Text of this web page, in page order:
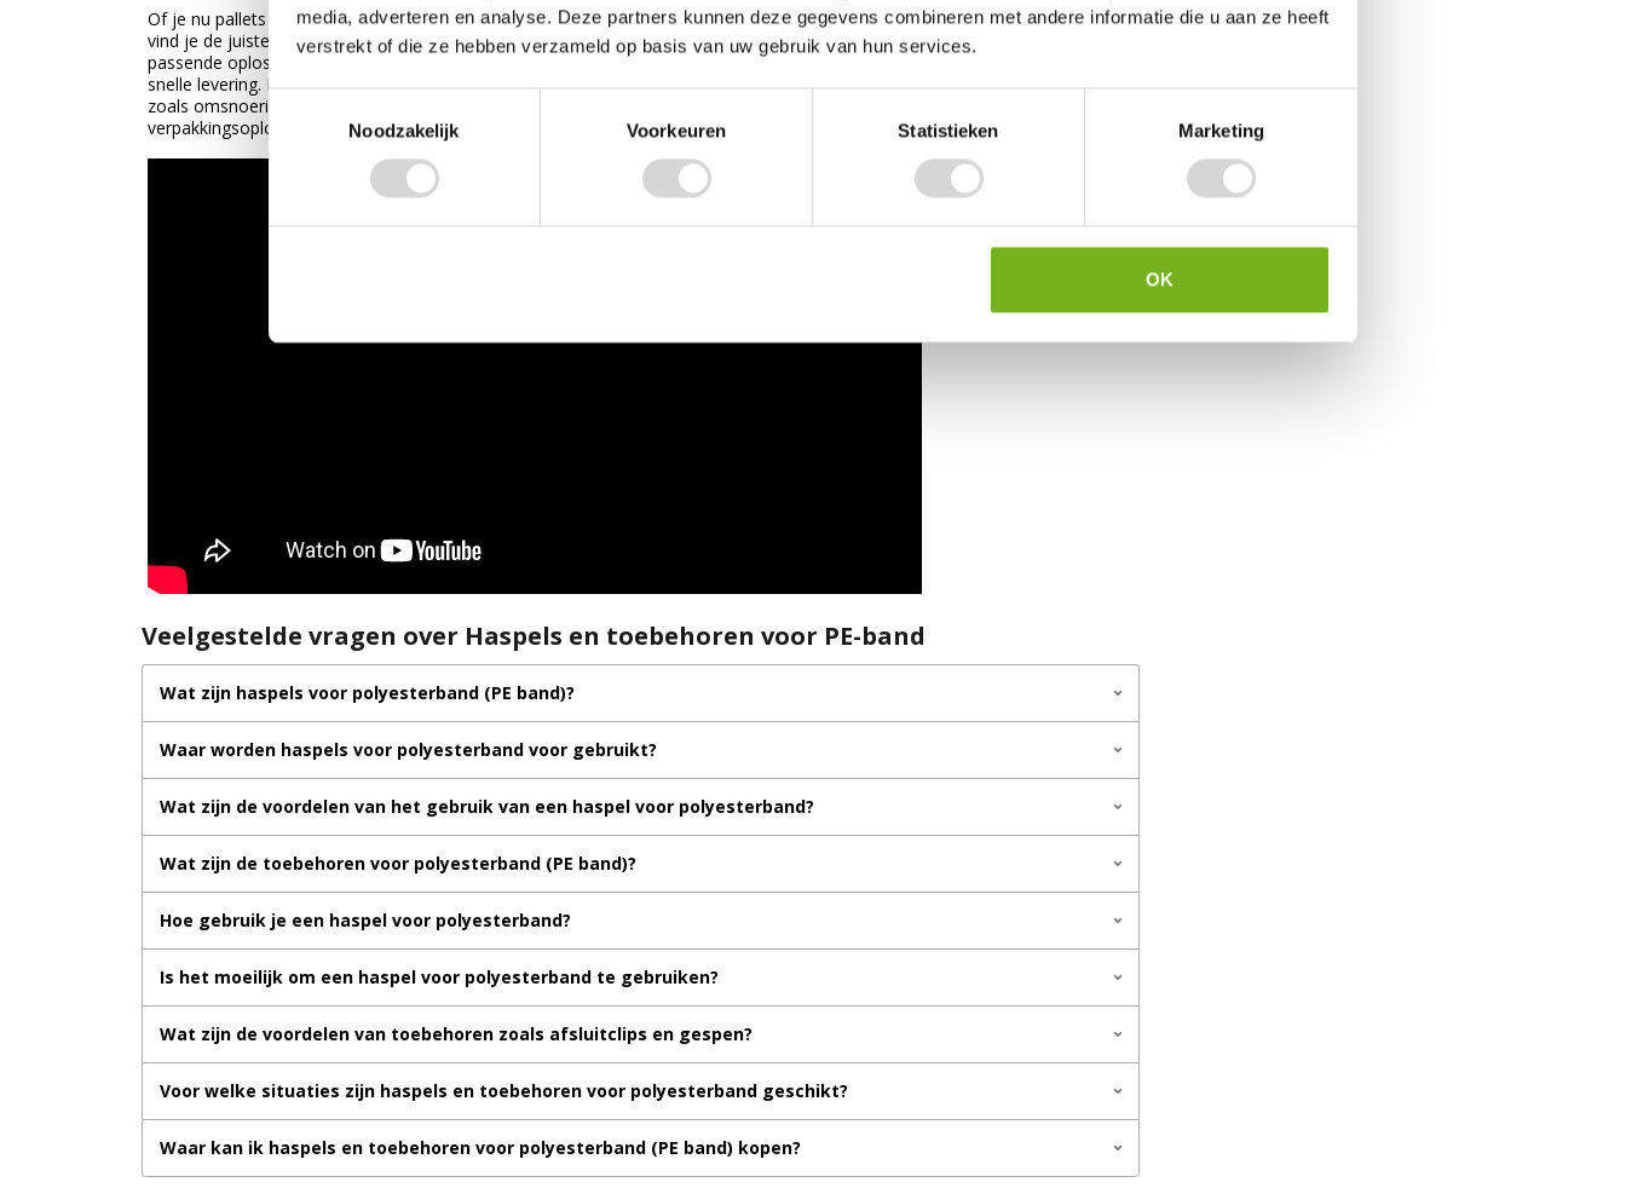
media, adverteren en analyse. Deze partners kunnen deze gegevens combineren met andere informatie die u aan ze heeft
verstrekt of die ze hebben verzameld op basis van uw gebruik van hun services.
Noodzakelijk
Voorkeuren Statistieken Marketing
OK
Of je nu pallets wilt omsnoeren, dozen wilt bundelen of goederen veilig wilt vastzetten tijdens transport, bij Vendrig Packaging
vind je de juiste haspels en toebehoren voor PE-band. Dankzij de verschillende uitvoeringen en accessoires is er altijd een
passende oplossing voor zowel professioneel als industrieel gebruik. Profiteer van een ruim assortiment, scherpe prijzen en
snelle levering. Naast haspels en toebehoren voor PE-band vind je bij Vendrig Packaging ook andere verpakkingsmaterialen,
zoals omsnoeringsband, bandspanners, gespen, kunststof hoekbeschermers, kartonnen hoekprofielen en
verpakkingsoplossingen voor iedere toepassing.
Veelgestelde vragen over Haspels en toebehoren voor PE-band
Wat zijn haspels voor polyesterband (PE band)?
Waar worden haspels voor polyesterband voor gebruikt?
Wat zijn de voordelen van het gebruik van een haspel voor polyesterband?
Wat zijn de toebehoren voor polyesterband (PE band)?
Hoe gebruik je een haspel voor polyesterband?
Is het moeilijk om een haspel voor polyesterband te gebruiken?
Wat zijn de voordelen van toebehoren zoals afsluitclips en gespen?
Voor welke situaties zijn haspels en toebehoren voor polyesterband geschikt?
Waar kan ik haspels en toebehoren voor polyesterband (PE band) kopen?